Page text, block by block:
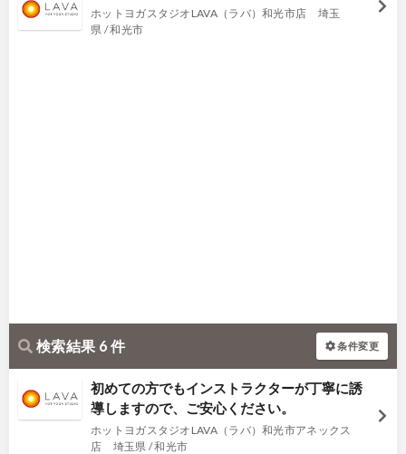
ホットヨガスタジオLAVA（ラバ）和光市店 埼玉
県 / 和光市
検索結果 6 件 条件変更
初めての方でもインストラクターが丁寧に誘
導しますので、ご安心ください。
ホットヨガスタジオLAVA（ラバ）和光市アネックス
店 埼玉県 / 和光市